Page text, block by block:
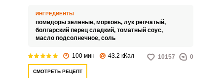
помидоров даже после
термообработки остаются
плотными и хрустящими, что
ИНГРЕДИЕНТЫ
помидоры зеленые, морковь, лук репчатый,
болгарский перец сладкий, томатный соус,
масло подсолнечное, соль
100 мин 43.2 кКал 10157 0
СМОТРЕТЬ РЕЦЕПТ